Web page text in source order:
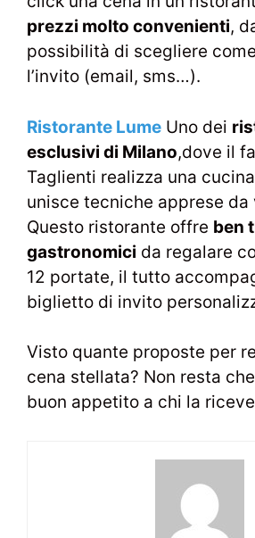
prezzi molto convenienti,
possibilità di scegliere
l’invito (email, sms…).
Ristorante Lume Uno dei
esclusivi di Milano,dove il
Taglienti realizza una
unisce tecniche apprese da
Questo ristorante offre ben
gastronomici da regalare
12 portate, il tutto
biglietto di invito
Visto quante proposte per
cena stellata? Non resta
buon appetito a chi la